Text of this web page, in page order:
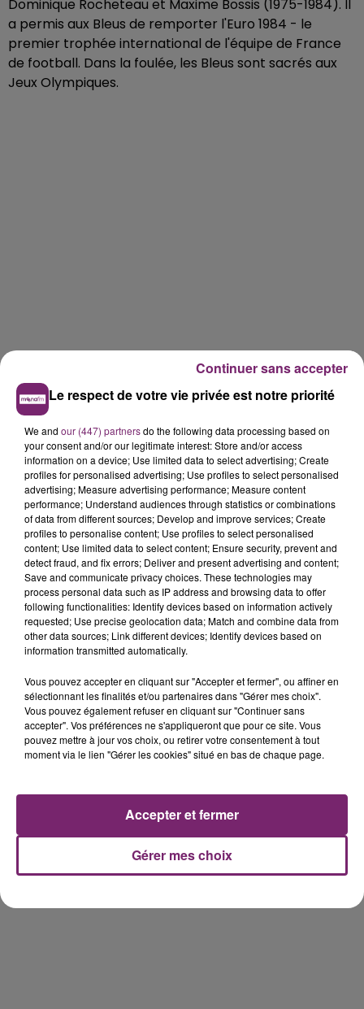
Dominique Rocheteau et Maxime Bossis (1975-1984). Il
a permis aux Bleus de remporter l'Euro 1984 - le
premier trophée international de l'équipe de France
de football. Dans la foulée, les Bleus sont sacrés aux
Jeux Olympiques.
La Bulle - Guinguette éphémère
de Frelinghien !
158 pompiers de la région sont
partis hier soir pour la Gironde
Accusé de violences sexistes et
sexuelles, Gérard Darmon ne se...
Le respect de votre vie privée est notre priorité
We and our (447) partnersdo the following data processing based on
your consent and/or our legitimate interest: Store and/or access
information on a device; Use limited data to select advertising; Create
profiles for personalised advertising; Use profiles to select personalised
advertising; Measure advertising performance; Measure content
performance; Understand audiences through statistics or combinations
of data from different sources; Develop and improve services; Create
profiles to personalise content; Use profiles to select personalised
content; Use limited data to select content; Ensure security, prevent and
detect fraud, and fix errors; Deliver and present advertising and content;
Save and communicate privacy choices. These technologies may
process personal data such as IP address and browsing data to offer
following functionalities: Identify devices based on information actively
requested; Use precise geolocation data; Match and combine data from
other data sources; Link different devices; Identify devices based on
information transmitted automatically.
Vous pouvez accepter en cliquant sur "Accepter et fermer", ou affiner en
sélectionnant les finalités et/ou partenaires dans "Gérer mes choix".
Vous pouvez également refuser en cliquant sur "Continuer sans
accepter". Vos préférences ne s'appliqueront que pour ce site. Vous
pouvez mettre à jour vos choix, ou retirer votre consentement à tout
moment via le lien "Gérer les cookies" situé en bas de chaque page.
Gérer mes choix
Accepter et fermer
Continuer sans accepter